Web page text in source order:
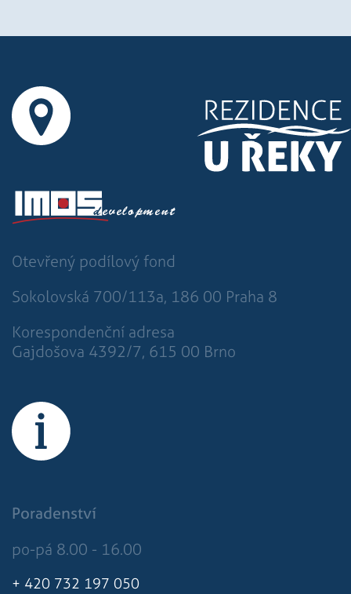
Otevřený podílový fond
Sokolovská 700/113a, 186 00 Praha 8
Korespondenční adresa
Gajdošova 4392/7, 615 00 Brno
Poradenství
po-pá 8.00 - 16.00
+ 420 732 197 050